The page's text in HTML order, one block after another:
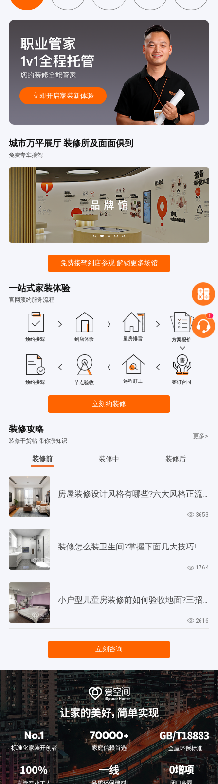
立即开启家装新体验
城市万平展厅 装修所及面面俱到
免费专车接驾
免费接驾到店参观 解锁更多场馆
一站式家装体验
官网预约服务流程
预约接驾 到店体验 量房排雷 方案报价
预约接驾 节点验收 远程盯工 签订合同
立刻约装修
装修攻略
装修干货帖 带你涨知识
更多>
装修前 装修中 装修后
房屋装修设计风格有哪些?六大风格正流行!
3653
装修怎么装卫生间?掌握下面几大技巧!
1764
2616
立刻咨询